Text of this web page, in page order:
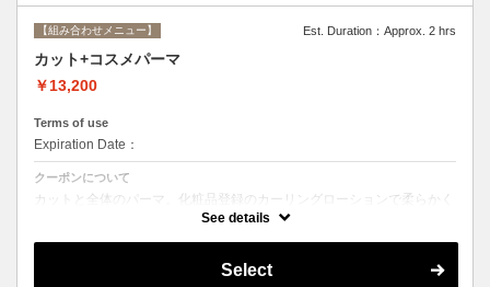
【組み合わせメニュー】 Est. Duration：Approx. 2 hrs
カット+コスメパーマ
￥13,200
Terms of use
Expiration Date：
クーポンについて
カットと全体のパーマ。化粧品登録のカーリングローションで柔らかく
動きのあるスタイルからしっかりウェーブまで☆シャンプー、ブロー込
See details
Select